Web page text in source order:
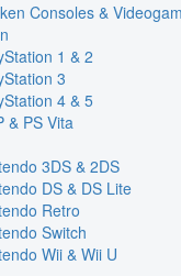
Consoles &
1 & 2
3
4 & 5
& PS Vita
3DS & 2DS
DS & DS Lite
Retro
Switch
Wii & Wii U